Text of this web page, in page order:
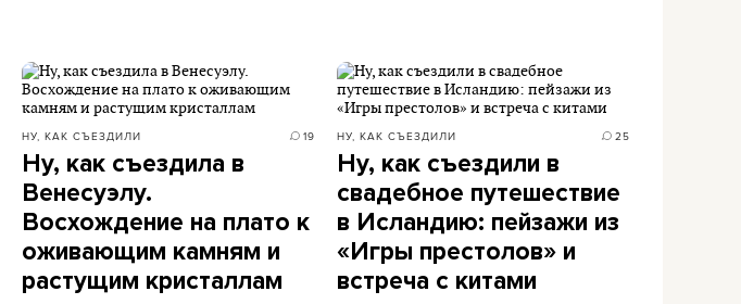
НУ, КАК СЪЕЗДИЛИ 19
Ну, как съездила в
Венесуэлу.
Восхождение на плато к
оживающим камням и
растущим кристаллам
НУ, КАК СЪЕЗДИЛИ 25
Ну, как съездили в
свадебное путешествие
в Исландию: пейзажи из
«Игры престолов» и
встреча с китами